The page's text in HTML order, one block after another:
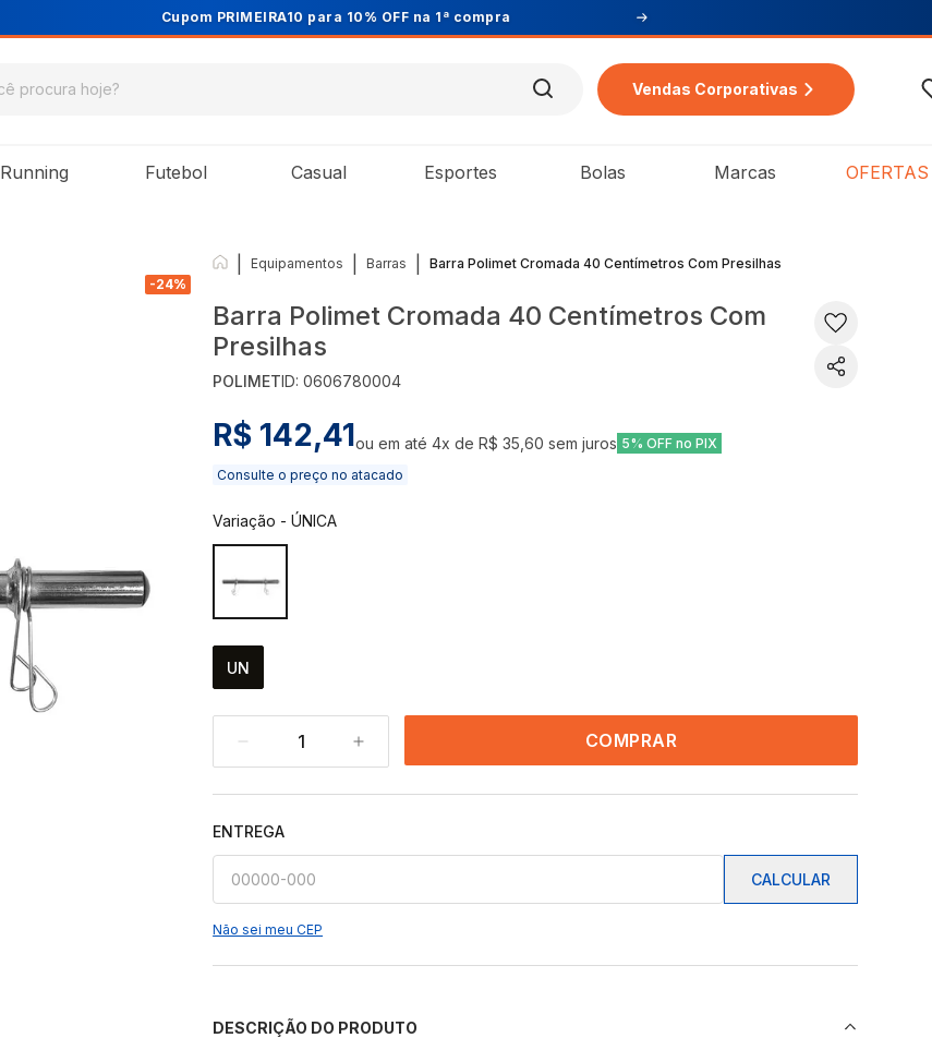
Cupom PRIMEIRA10 para 10% OFF na 1ª compra
Vendas Corporativas
Running Futebol Casual Esportes Bolas Marcas OFERTAS
-24%
Equipamentos Barras Barra Polimet Cromada 40 Centímetros Com Presilhas
Barra Polimet Cromada 40 Centímetros Com
Presilhas
POLIMETID:0606780004
R$ 142,41ou em até4x deR$ 35,60 sem juros 5% OFF no PIX
Consulte o preço no atacado
Variação -ÚNICA
UN
1 COMPRAR
ENTREGA
CALCULAR
Não sei meu CEP
DESCRIÇÃO DO PRODUTO